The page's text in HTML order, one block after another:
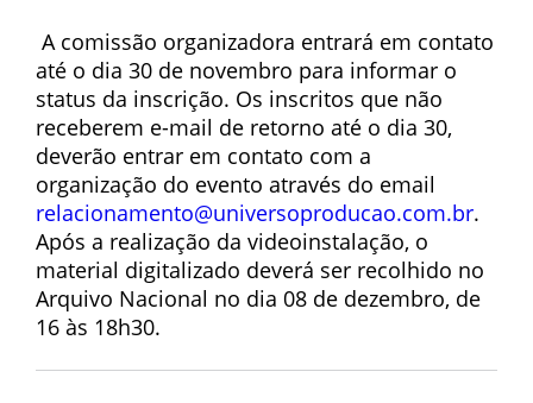
A comissão organizadora entrará em contato
até o dia 30 de novembro para informar o
status da inscrição. Os inscritos que não
receberem e-mail de retorno até o dia 30,
deverão entrar em contato com a
organização do evento através do email
relacionamento@universoproducao.com.br.
Após a realização da videoinstalação, o
material digitalizado deverá ser recolhido no
Arquivo Nacional no dia 08 de dezembro, de
16 às 18h30.